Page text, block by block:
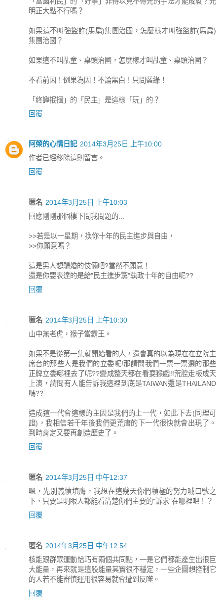
明正大點不行嗎？
如果這不叫強盜詐(馬扁)集團治國，怎麼樣才叫強盜詐(馬扁)
集團治國？
如果這不叫乩童、桌頭治國，怎麼樣才叫乩童、桌頭治國？
不看前因！倒果為因！不論黑白！只問藍綠！
「終譁抿摑」的「民主」是這樣「玩」的？
回覆
阿榮的心情日記 2014年3月25日 上午10:00
作者已經移除這則留言。
回覆
匿名 2014年3月25日 上午10:03
回應剛剛那個樓下問我問題的...
>>若是以一星期，換你十年的民主進步與自由，
>>你願意嗎？
這是男人想騙婚的伎倆吧?當然不願意！
還是你要表達的是給"民主進步黨"執政十年的自由呢??
回覆
匿名 2014年3月25日 上午10:30
山中無老虎，猴子當霸王。
如果不是從第一集就開始看的人，還會真的以為現在在立院主
席台的那些人是我們的立委呢!那請問我們一票一票選的那些
正牌立委哪裡去了呢??變成整天都在看耍猴戲!!荒腔走板成天
上演，請問有人能告訴我這裡到底是TAIWAN還是THAILAND
嗎??
造成這一代會這樣的主因是我們的上一代，如此下去(同理可
證)，我相信若干年後我們更荒唐的下一代很快就會出現了。
到時肯定又要再創造歷史了。
回覆
匿名 2014年3月25日 中午12:37
嗯，先別義憤填膺，我想在這幾天你們積極的努力喊口號之
下，只要是明眼人都能看清楚你們主要的"訴求"在哪裡吧！？
回覆
匿名 2014年3月25日 中午12:54
核能跟群眾運動恰巧有兩個共同點，一是它們都能產生出很巨
大能量，再來就是這股能量其實很不穩定，一些企圖想控制它
的人若不能審慎運用很容易就會遭到反噬。
回覆